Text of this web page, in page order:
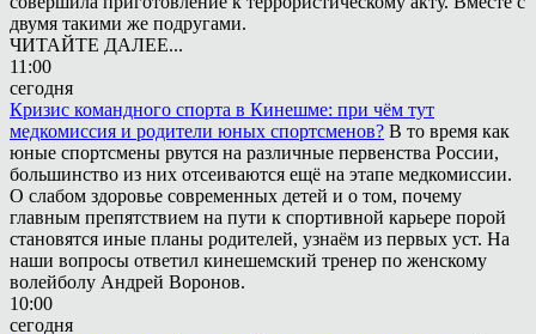
двумя такими же подругами.
ЧИТАЙТЕ ДАЛЕЕ...
11:00
сегодня
Кризис командного спорта в Кинешме: при чём тут
медкомиссия и родители юных спортсменов? В то время как
юные спортсмены рвутся на различные первенства России,
большинство из них отсеиваются ещё на этапе медкомиссии.
О слабом здоровье современных детей и о том, почему
главным препятствием на пути к спортивной карьере порой
становятся иные планы родителей, узнаём из первых уст. На
наши вопросы ответил кинешемский тренер по женскому
волейболу Андрей Воронов.
10:00
сегодня